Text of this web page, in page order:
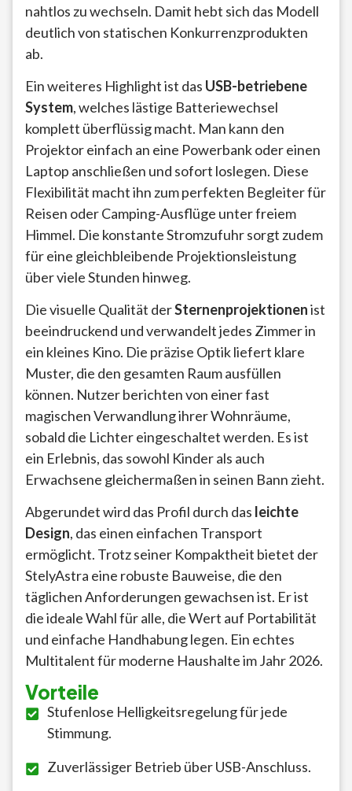
nahtlos zu wechseln. Damit hebt sich das Modell
deutlich von statischen Konkurrenzprodukten
ab.
Ein weiteres Highlight ist das USB-betriebene
System, welches lästige Batteriewechsel
komplett überflüssig macht. Man kann den
Projektor einfach an eine Powerbank oder einen
Laptop anschließen und sofort loslegen. Diese
Flexibilität macht ihn zum perfekten Begleiter für
Reisen oder Camping-Ausflüge unter freiem
Himmel. Die konstante Stromzufuhr sorgt zudem
für eine gleichbleibende Projektionsleistung
über viele Stunden hinweg.
Die visuelle Qualität derSternenprojektionenist
beeindruckend und verwandelt jedes Zimmer in
ein kleines Kino. Die präzise Optik liefert klare
Muster, die den gesamten Raum ausfüllen
können. Nutzer berichten von einer fast
magischen Verwandlung ihrer Wohnräume,
sobald die Lichter eingeschaltet werden. Es ist
ein Erlebnis, das sowohl Kinder als auch
Erwachsene gleichermaßen in seinen Bann zieht.
Abgerundet wird das Profil durch das leichte
Design, das einen einfachen Transport
ermöglicht. Trotz seiner Kompaktheit bietet der
StelyAstra eine robuste Bauweise, die den
täglichen Anforderungen gewachsen ist. Er ist
die ideale Wahl für alle, die Wert auf Portabilität
und einfache Handhabung legen. Ein echtes
Multitalent für moderne Haushalte im Jahr 2026.
Vorteile
Stufenlose Helligkeitsregelung für jede
Stimmung.
Zuverlässiger Betrieb über USB-Anschluss.